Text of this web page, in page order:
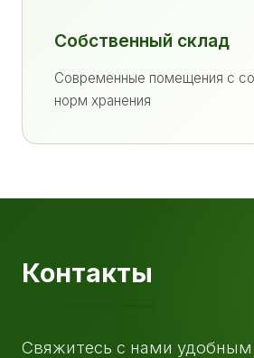
Собственный склад
Современные помещения с
норм хранения
Контакты
Свяжитесь с нами удобным